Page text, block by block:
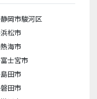
静岡市駿河区
浜松市
熱海市
富士宮市
島田市
磐田市